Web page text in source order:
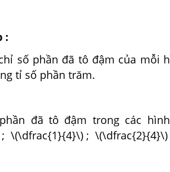
:
số phần đã tô đậm của mỗi
tỉ số phần trăm.
đã tô đậm trong các
\(\dfrac{1}{4}\) ;